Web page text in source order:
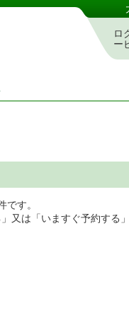
ロ
ー
です。
又は「いますぐ予約する
盤